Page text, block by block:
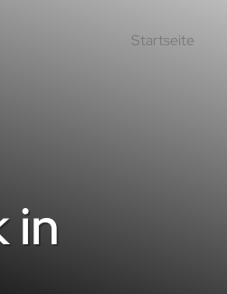
Startseite
in